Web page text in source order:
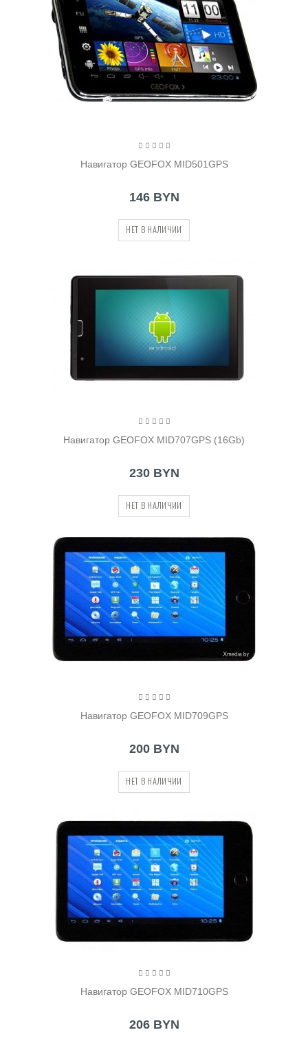
Навигатор GEOFOX MID501GPS
146 BYN
НЕТ В НАЛИЧИИ
Навигатор GEOFOX MID707GPS (16Gb)
230 BYN
НЕТ В НАЛИЧИИ
Навигатор GEOFOX MID709GPS
200 BYN
НЕТ В НАЛИЧИИ
Навигатор GEOFOX MID710GPS
206 BYN